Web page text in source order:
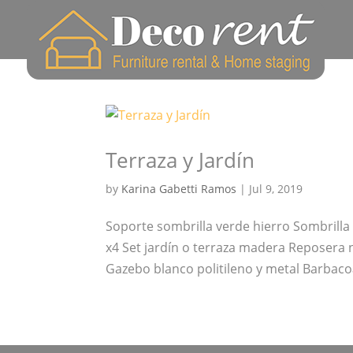
Terraza y Jardín
by Karina Gabetti Ramos | Jul 9, 2019
Soporte sombrilla verde hierro
x4 Set jardín o terraza madera
Gazebo blanco politileno y metal